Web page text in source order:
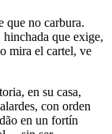
que no carbura.
que exige,
mira el cartel, ve
en su casa,
con orden
en un fortín